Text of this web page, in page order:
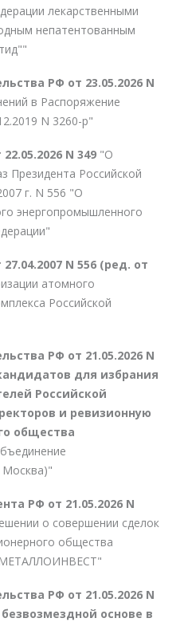
лекарственными
непатентованным
РФ от 23.05.2026 N
в Распоряжение
N 3260-р"
N 349 "О
Президента Российской
г. N 556 "О
энергопромышленного
N 556 (ред. от
атомного
Российской
РФ от 21.05.2026 N
для избрания
Российской
и ревизионную
общества
Москва)"
РФ от 21.05.2026 N
о совершении сделок
общества
РФ от 21.05.2026 N
основе в